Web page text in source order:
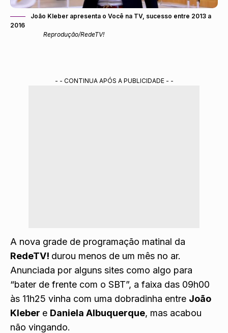
João Kleber apresenta o Você na TV, sucesso entre 2013 a
2016
Reprodução/RedeTV!
- - CONTINUA APÓS A PUBLICIDADE - -
A nova grade de programação matinal da
RedeTV! durou menos de um mês no ar.
Anunciada por alguns sites como algo para
“bater de frente com o SBT”, a faixa das 09h00
às 11h25 vinha com uma dobradinha entre João
Kleber e Daniela Albuquerque, mas acabou
não vingando.